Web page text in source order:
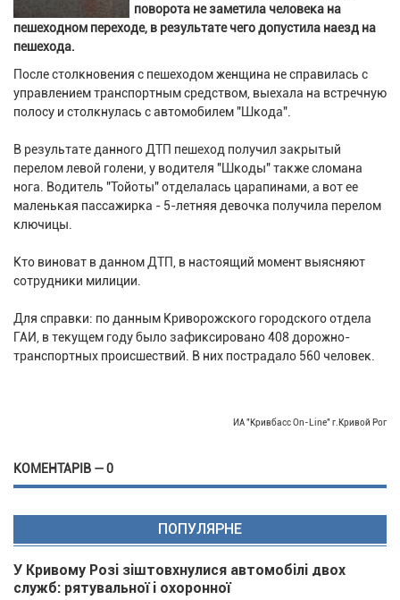
поворота не заметила человека на
пешеходном переходе, в результате чего допустила наезд на
пешехода.
После столкновения с пешеходом женщина не справилась с
управлением транспортным средством, выехала на встречную
полосу и столкнулась с автомобилем "Шкода".
В результате данного ДТП пешеход получил закрытый
перелом левой голени, у водителя "Шкоды" также сломана
нога. Водитель "Тойоты" отделалась царапинами, а вот ее
маленькая пассажирка - 5-летняя девочка получила перелом
ключицы.
Кто виноват в данном ДТП, в настоящий момент выясняют
сотрудники милиции.
Для справки: по данным Криворожского городского отдела
ГАИ, в текущем году было зафиксировано 408 дорожно-
транспортных происшествий. В них пострадало 560 человек.
ИА "Кривбасс On-Line" г.Кривой Рог
КОМЕНТАРІВ — 0
ПОПУЛЯРНЕ
У Кривому Розі зіштовхнулися автомобілі двох
служб: рятувальної і охоронної